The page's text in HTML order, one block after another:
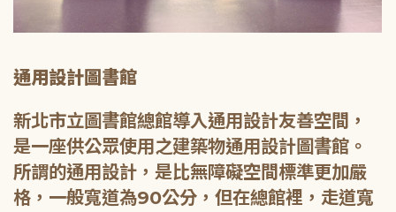
通用設計圖書館
新北市立圖書館總館導入通用設計友善空間，
是一座供公眾使用之建築物通用設計圖書館。
所謂的通用設計，是比無障礙空間標準更加嚴
格，一般寬道為90公分，但在總館裡，走道寬